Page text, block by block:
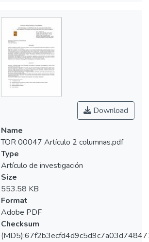
Download
Name
TOR 00047 Artículo 2 columnas.pdf
Type
Artículo de investigación
Size
553.58 KB
Format
Adobe PDF
Checksum